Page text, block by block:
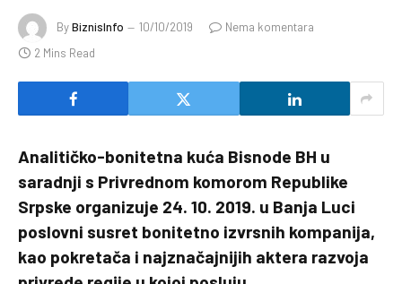
ByBiznisInfo 10/10/2019
Nema komentara
2 Mins Read
Analitičko-bonitetna kuća Bisnode BH u
saradnji s Privrednom komorom Republike
Srpske organizuje 24. 10. 2019. u Banja Luci
poslovni susret bonitetno izvrsnih kompanija,
kao pokretača i najznačajnijih aktera razvoja